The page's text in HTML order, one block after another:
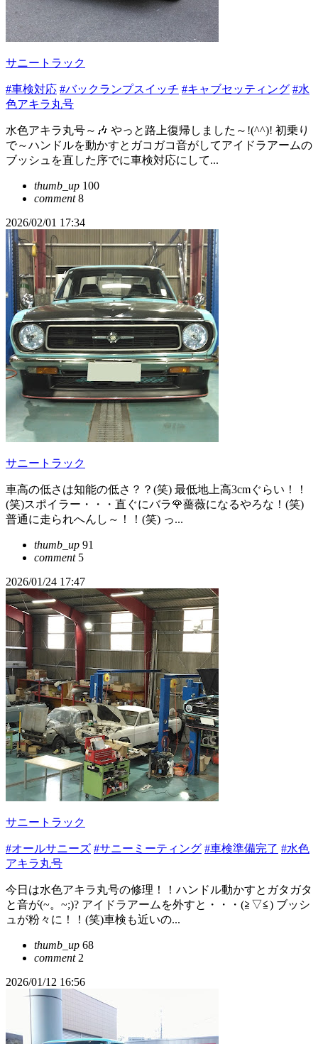
サニートラック
#車検対応 #バックランプスイッチ #キャブセッティング #水
色アキラ丸号
水色アキラ丸号～🎶 やっと路上復帰しました～!(^^)! 初乗り
で～ハンドルを動かすとガコガコ音がしてアイドラアームの
ブッシュを直した序でに車検対応にして...
thumb_up 100
comment8
2026/02/01 17:34
サニートラック
車高の低さは知能の低さ？？(笑) 最低地上高3cmぐらい！！
(笑)スポイラー・・・直ぐにバラ🌹薔薇になるやろな！(笑)
普通に走られへんし～！！(笑) っ...
thumb_up 91
comment5
2026/01/24 17:47
サニートラック
#オールサニーズ #サニーミーティング #車検準備完了 #水色
アキラ丸号
今日は水色アキラ丸号の修理！！ハンドル動かすとガタガタ
と音が(~。~;)? アイドラアームを外すと・・・(≧▽≦) ブッシ
ュが粉々に！！(笑)車検も近いの...
thumb_up 68
comment2
2026/01/12 16:56